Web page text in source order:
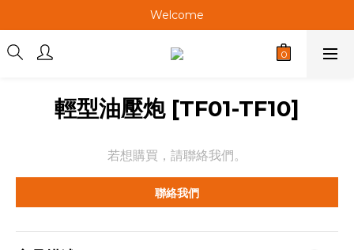
Welcome
Welcome
Welcome
輕型油壓炮 [TF01-TF10]
若想購買，請聯絡我們。
聯絡我們